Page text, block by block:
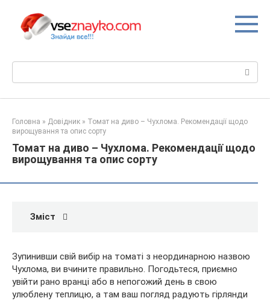
вмісту
Головна » Довідник » Томат на диво – Чухлома. Рекомендації щодо
вирощування та опис сорту
Томат на диво – Чухлома. Рекомендації щодо
вирощування та опис сорту
Зміст
Зупинивши свій вибір на томаті з неординарною назвою
Чухлома, ви вчините правильно. Погодьтеся, приємно
увійти рано вранці або в непогожий день в свою
улюблену теплицю, а там ваш погляд радують гірлянди